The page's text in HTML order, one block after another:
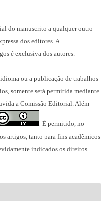
do manuscrito a qualquer outro
dos editores. A
é exclusiva dos autores.
ou a publicação de trabalhos
somente será permitida mediante
a Comissão Editorial. Além
É permitido, no
artigos, tanto para fins acadêmicos
indicados os direitos